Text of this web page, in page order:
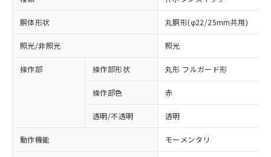
胴体形状 丸胴形(φ22/25mm共用)
照光/非照光 照光
操作部 操作部形状 丸形 フルガード形
操作部色 赤
透明/不透明 透明
動作機能 モーメンタリ